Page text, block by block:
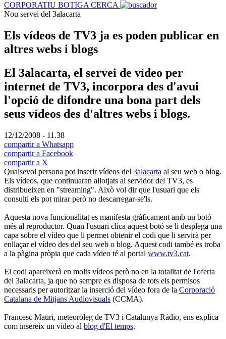
CORPORATIU BOTIGA CERCA
Nou servei del 3alacarta
Els vídeos de TV3 ja es poden publicar en
altres webs i blogs
El 3alacarta, el servei de vídeo per
internet de TV3, incorpora des d'avui
l'opció de difondre una bona part dels
seus vídeos des d'altres webs i blogs.
12/12/2008 - 11.38
compartir a Whatsapp
compartir a Facebook
compartir a X
Qualsevol persona pot inserir vídeos del 3alacarta al seu web o blog.
Els vídeos, que continuaran allotjats al servidor del TV3, es
distribueixen en "streaming". Això vol dir que l'usuari que els
consulti els pot mirar però no descarregar-se'ls.
Aquesta nova funcionalitat es manifesta gràficament amb un botó
més al reproductor. Quan l'usuari clica aquest botó se li desplega una
capa sobre el vídeo que li permet obtenir el codi que li servirà per
enllaçar el vídeo des del seu web o blog. Aquest codi també es troba
a la pàgina pròpia que cada vídeo té al portal www.tv3.cat.
El codi apareixerà en molts vídeos però no en la totalitat de l'oferta
del 3alacarta, ja que no sempre es disposa de tots els permisos
necessaris per autoritzar la inserció del vídeo fora de la Corporació
Catalana de Mitjans Audiovisuals (CCMA).
Francesc Mauri, meteoròleg de TV3 i Catalunya Ràdio, ens explica
com insereix un vídeo al blog d'El temps.